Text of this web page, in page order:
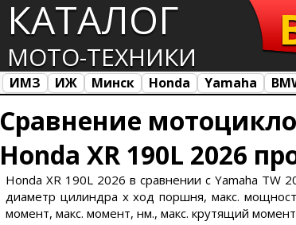
КАТАЛОГ
МОТО-ТЕХНИКИ
ИМЗ ИЖ Минск Honda Yamaha
Сравнение
Honda XR 190L 2026
Honda XR 190L 2026 в сравнении с Yamaha TW
диаметр цилиндра х ход поршня, макс.
момент, макс. момент, нм., макс. крутящий